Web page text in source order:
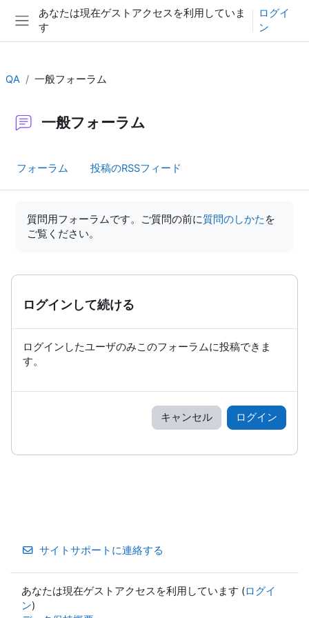
メインコンテンツへスキップする
サイドパネル
あなたは現在ゲストアクセスを利用していま
す
ログイ
ン
QA 一般フォーラム
一般フォーラム
フォーラム 投稿のRSSフィード
質問用フォーラムです。ご質問の前に質問のしかた を
ご覧ください。
ログインして続ける
ログインしたユーザのみこのフォーラムに投稿できま
す。
キャンセル ログイン
サイトサポートに連絡する
あなたは現在ゲストアクセスを利用しています (ログイ
ン)